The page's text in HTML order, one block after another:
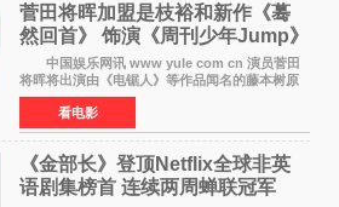
菅田将晖加盟是枝裕和新作《蓦
然回首》 饰演《周刊少年Jump》
编辑
中国娱乐网讯 www yule com cn 演员菅田
将晖将出演由《电锯人》等作品闻名的藤本树原
作漫画改编的电影《蓦然回首》（是枝裕和导
演）。菅田饰演的角色是初中时代两位主人公带
着完成的作品前去
看电影
《金部长》登顶Netflix全球非英
语剧集榜首 连续两周蝉联冠军